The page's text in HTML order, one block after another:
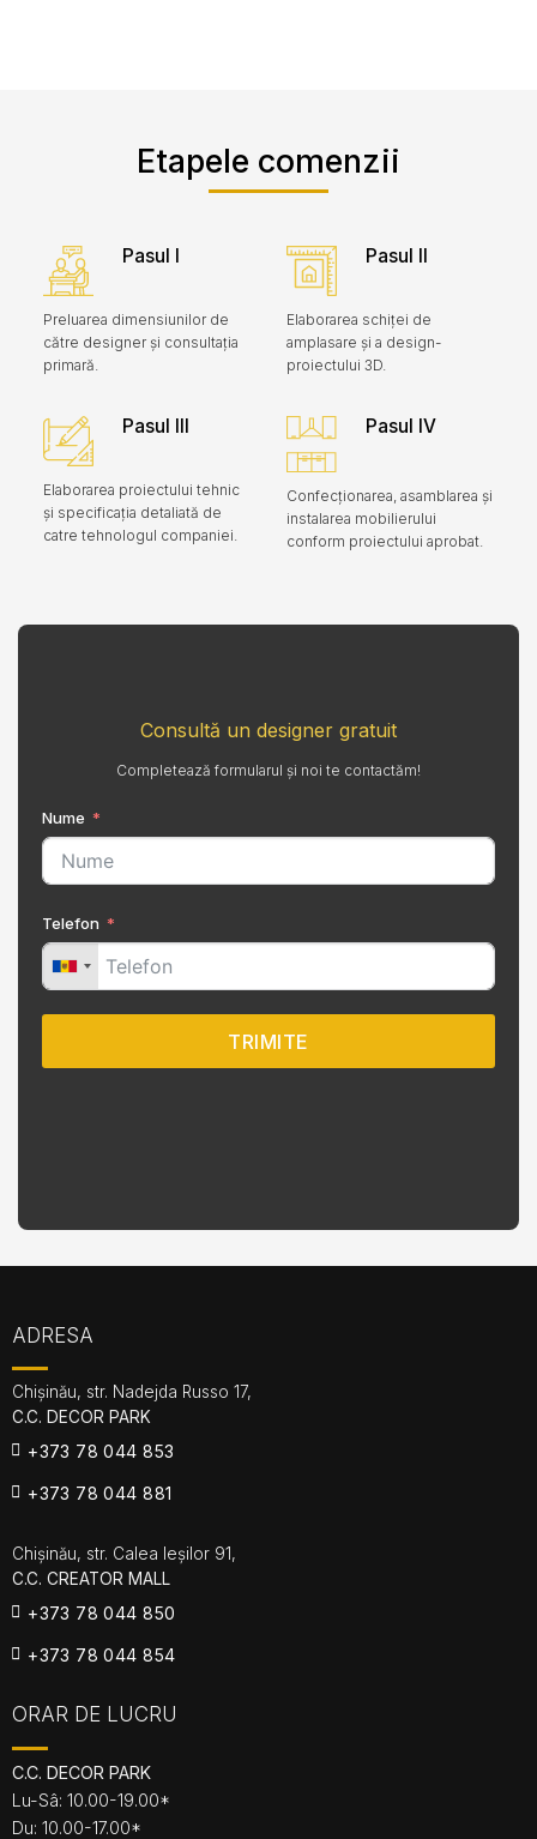
Etapele comenzii
Pasul I
Preluarea dimensiunilor de
către designer și consultația
primară.
Pasul II
Elaborarea schiței de
amplasare și a design-
proiectului 3D.
Pasul III
Elaborarea proiectului tehnic
și specificația detaliată de
catre tehnologul companiei.
Pasul IV
Confecționarea, asamblarea și
instalarea mobilierului
conform proiectului aprobat.
Consultă un designer gratuit
Completează formularul și noi te contactăm!
Nume
Telefon
TRIMITE
ADRESA
Chișinău, str. Nadejda Russo 17,
C.C. DECOR PARK
+373 78 044 853
+373 78 044 881
Chișinău, str. Calea Ieșilor 91,
C.C. CREATOR MALL
+373 78 044 850
+373 78 044 854
ORAR DE LUCRU
C.C. DECOR PARK
Lu-Sâ: 10.00-19.00*
Du: 10.00-17.00*